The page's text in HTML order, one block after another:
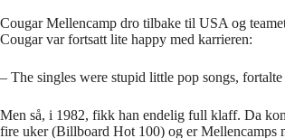
Cougar Mellencamp dro tilbake til USA og
Cougar var fortsatt lite happy med karrieren:
– The singles were stupid little pop songs,
Men så, i 1982, fikk han endelig full klaff. Da
fire uker (Billboard Hot 100) og er Mellencamps